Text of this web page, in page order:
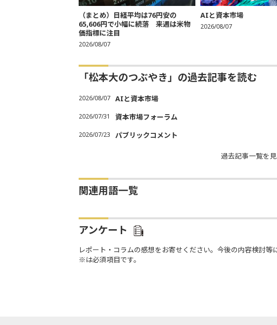
（まとめ）日経平均は76円安の
65,606円で小幅に続落 来週は米物
価指標に注目
2026/08/07
AIと資本市場
2026/08/07
「松本大のつぶやき」の過去記事を読む
2026/08/07 AIと資本市場
2026/07/31 資本市場フォーラム
2026/07/23 パブリックコメント
過去記事一覧を
関連用語一覧
アンケート
レポート・コラムの感想をお寄せください。今後の内容検討等
※は必須項目です。